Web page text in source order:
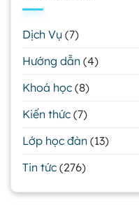
Dịch Vụ (7)
Hướng dẫn (4)
Khoá học (8)
Kiến thức (7)
Lớp học đàn (13)
Tin tức (276)